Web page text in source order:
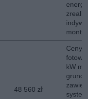
48 560 zł
Ceny
kW